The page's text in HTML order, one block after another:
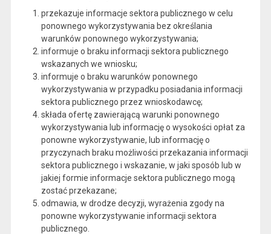
przekazuje informacje sektora publicznego w celu
ponownego wykorzystywania bez określania
warunków ponownego wykorzystywania;
informuje o braku informacji sektora publicznego
wskazanych we wniosku;
informuje o braku warunków ponownego
wykorzystywania w przypadku posiadania informacji
sektora publicznego przez wnioskodawcę;
składa ofertę zawierającą warunki ponownego
wykorzystywania lub informację o wysokości opłat za
ponowne wykorzystywanie, lub informację o
przyczynach braku możliwości przekazania informacji
sektora publicznego i wskazanie, w jaki sposób lub w
jakiej formie informacje sektora publicznego mogą
zostać przekazane;
odmawia, w drodze decyzji, wyrażenia zgody na
ponowne wykorzystywanie informacji sektora
publicznego.